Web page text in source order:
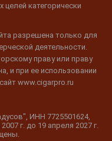
категорически
разрешена только для
деятельности.
праву или праву
и при ее использовании
www.cigarpro.ru
ИНН 7725501624,
г. до 19 апреля 2027 г.